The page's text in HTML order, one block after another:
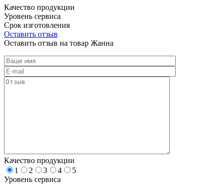
Качество продукции
Уровень сервиса
Срок изготовления
Оставить отзыв
Оставить отзыв на товар Жанна
Качество продукции
1
2 3 4
5
Уровень сервиса